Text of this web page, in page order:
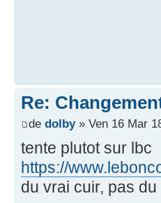
Re:
de dolby» Ven 16 Mar
tente plutot sur lbc
https://
du vrai cuir, pas